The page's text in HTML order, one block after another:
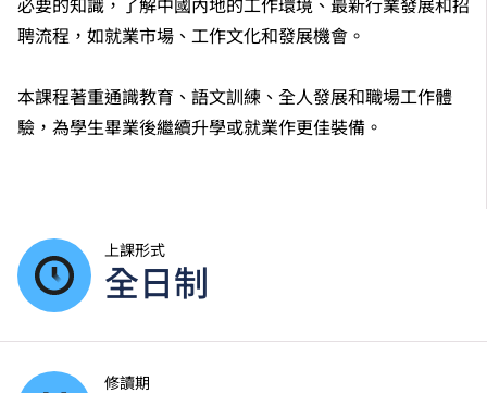
必要的知識，了解中國內地的工作環境、最新行業發展和招
聘流程，如就業市場、工作文化和發展機會。
本課程著重通識教育、語文訓練、全人發展和職場工作體
驗，為學生畢業後繼續升學或就業作更佳裝備。
上課形式
全日制
修讀期